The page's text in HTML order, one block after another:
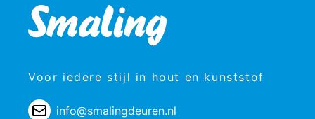
Voor iedere stijl in hout en kunststof
info@smalingdeuren.nl